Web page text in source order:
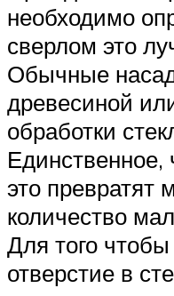
необходимо
сверлом это
Обычные
древесиной
обработки
Единственное,
это превратят
количество
Для того
отверстие в